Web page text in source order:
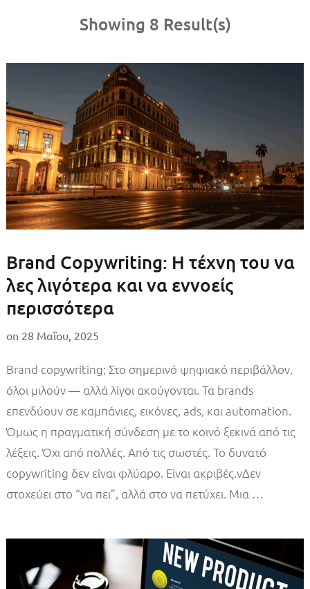
Showing 8 Result(s)
Brand Copywriting: Η τέχνη του να
λες λιγότερα και να εννοείς
περισσότερα
on 28 Μαΐου, 2025
Brand copywriting; Στο σημερινό ψηφιακό περιβάλλον,
όλοι μιλούν — αλλά λίγοι ακούγονται. Τα brands
επενδύουν σε καμπάνιες, εικόνες, ads, και automation.
Όμως η πραγματική σύνδεση με το κοινό ξεκινά από τις
λέξεις. Όχι από πολλές. Από τις σωστές. Το δυνατό
copywriting δεν είναι φλύαρο. Είναι ακριβές.vΔεν
στοχεύει στο “να πει”, αλλά στο να πετύχει. Μια …